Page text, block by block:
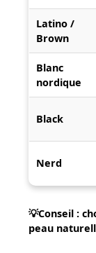
Latino /
Brown
Blanc
nordique
Black
Nerd
💡Conseil :
peau